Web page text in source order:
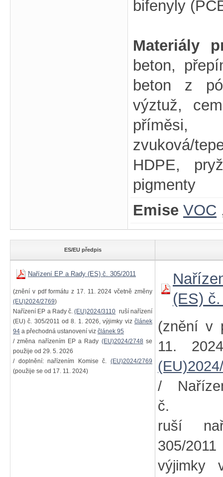
bifenyly
Materiály
beton,
beton z
výztuž,
příměsi,
zvuková/
HDPE,
pigmenty
Emise VOC
ES/EU předpis
Nařízení EP a Rady (ES) č. 305/2011
(znění v pdf formátu z 17. 11. 2024 včetně změny
(EU)2024/2769)
Nařízení EP a Rady č.(EU)2024/3110 ruší nařízení
(EU) č. 305/2011 od 8. 1. 2026, výjimky viz článek
94 a přechodná ustanovení viz článek 95
/ změna nařízením EP a Rady (EU)2024/2748 se
použije od 29. 5. 2026
/ doplnění: nařízením Komise č. (EU)2024/2769
(použije se od 17. 11. 2024)
(ES)
(znění v
11.
/
ruší
305/